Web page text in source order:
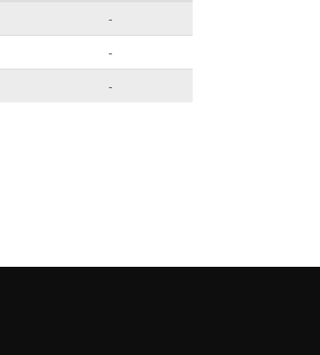
-
-
-